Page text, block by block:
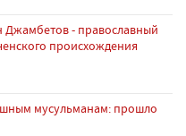
Джамбетов - православный
происхождения
мусульманам: прошло